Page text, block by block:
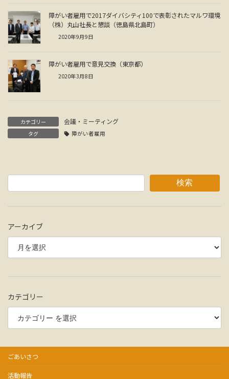
障がい者雇用で2017ダイバシティ100で表彰されたマルワ環境
（株）丸山社長と懇談（徳島県北島町）
2020年9月9日
障がい者雇用で意見交換（東京都）
2020年3月8日
カテゴリー 会議・ミーティング
タグ 障がい者雇用
検索
アーカイブ
カテゴリー
ごあいさつ
活動報告